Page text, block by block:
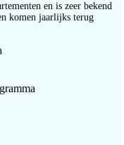
en is zeer bekend
komen jaarlijks terug